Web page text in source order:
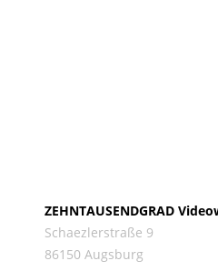
ZEHNTAUSENDGRAD
Schaezlerstraße 9
86150 Augsburg